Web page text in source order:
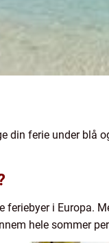
din ferie under blå
feriebyer i Europa.
hele sommer